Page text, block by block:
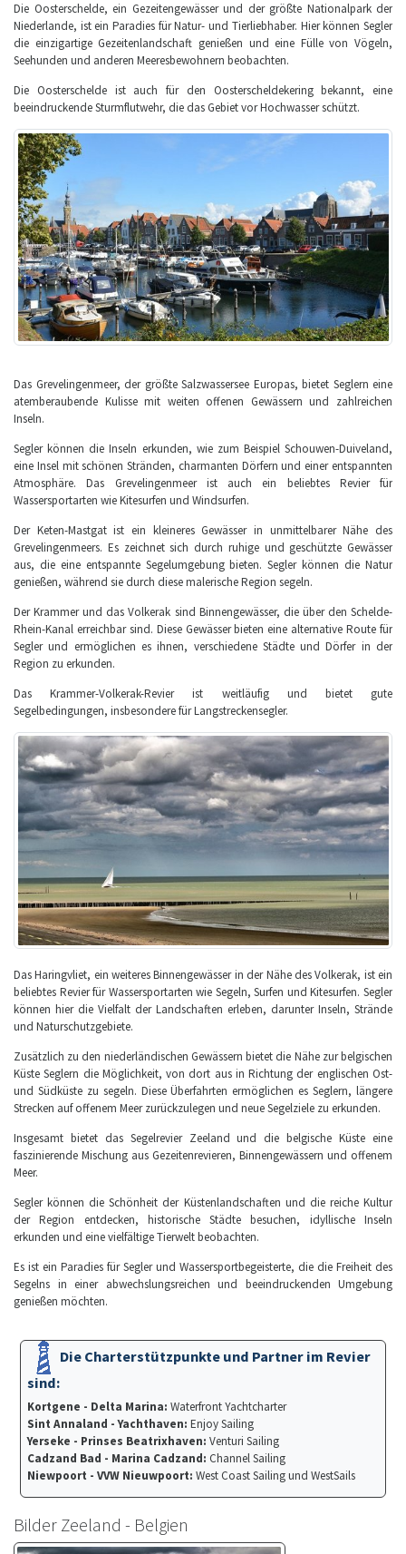
Die Oosterschelde, ein Gezeitengewässer und der größte Nationalpark der
Niederlande, ist ein Paradies für Natur- und Tierliebhaber. Hier können Segler
die einzigartige Gezeitenlandschaft genießen und eine Fülle von Vögeln,
Seehunden und anderen Meeresbewohnern beobachten.
Die Oosterschelde ist auch für den Oosterscheldekering bekannt, eine
beeindruckende Sturmflutwehr, die das Gebiet vor Hochwasser schützt.
Das Grevelingenmeer, der größte Salzwassersee Europas, bietet Seglern eine
atemberaubende Kulisse mit weiten offenen Gewässern und zahlreichen
Inseln.
Segler können die Inseln erkunden, wie zum Beispiel Schouwen-Duiveland,
eine Insel mit schönen Stränden, charmanten Dörfern und einer entspannten
Atmosphäre. Das Grevelingenmeer ist auch ein beliebtes Revier für
Wassersportarten wie Kitesurfen und Windsurfen.
Der Keten-Mastgat ist ein kleineres Gewässer in unmittelbarer Nähe des
Grevelingenmeers. Es zeichnet sich durch ruhige und geschützte Gewässer
aus, die eine entspannte Segelumgebung bieten. Segler können die Natur
genießen, während sie durch diese malerische Region segeln.
Der Krammer und das Volkerak sind Binnengewässer, die über den Schelde-
Rhein-Kanal erreichbar sind. Diese Gewässer bieten eine alternative Route für
Segler und ermöglichen es ihnen, verschiedene Städte und Dörfer in der
Region zu erkunden.
Das Krammer-Volkerak-Revier ist weitläufig und bietet gute
Segelbedingungen, insbesondere für Langstreckensegler.
Das Haringvliet, ein weiteres Binnengewässer in der Nähe des Volkerak, ist ein
beliebtes Revier für Wassersportarten wie Segeln, Surfen und Kitesurfen. Segler
können hier die Vielfalt der Landschaften erleben, darunter Inseln, Strände
und Naturschutzgebiete.
Zusätzlich zu den niederländischen Gewässern bietet die Nähe zur belgischen
Küste Seglern die Möglichkeit, von dort aus in Richtung der englischen Ost-
und Südküste zu segeln. Diese Überfahrten ermöglichen es Seglern, längere
Strecken auf offenem Meer zurückzulegen und neue Segelziele zu erkunden.
Insgesamt bietet das Segelrevier Zeeland und die belgische Küste eine
faszinierende Mischung aus Gezeitenrevieren, Binnengewässern und offenem
Meer.
Segler können die Schönheit der Küstenlandschaften und die reiche Kultur
der Region entdecken, historische Städte besuchen, idyllische Inseln
erkunden und eine vielfältige Tierwelt beobachten.
Es ist ein Paradies für Segler und Wassersportbegeisterte, die die Freiheit des
Segelns in einer abwechslungsreichen und beeindruckenden Umgebung
genießen möchten.
Die Charterstützpunkte und Partner im Revier
sind:
Kortgene - Delta Marina: Waterfront Yachtcharter
Sint Annaland - Yachthaven: Enjoy Sailing
Yerseke - Prinses Beatrixhaven: Venturi Sailing
Cadzand Bad - Marina Cadzand: Channel Sailing
Niewpoort - VVW Nieuwpoort: West Coast Sailing und WestSails
Bilder Zeeland - Belgien